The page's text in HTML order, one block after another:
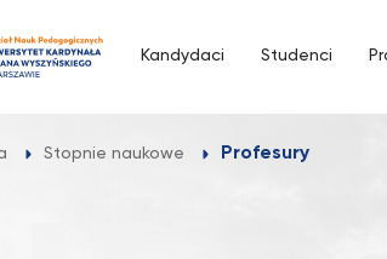
Kandydaci Studenci
Stopnie naukowe Profesury